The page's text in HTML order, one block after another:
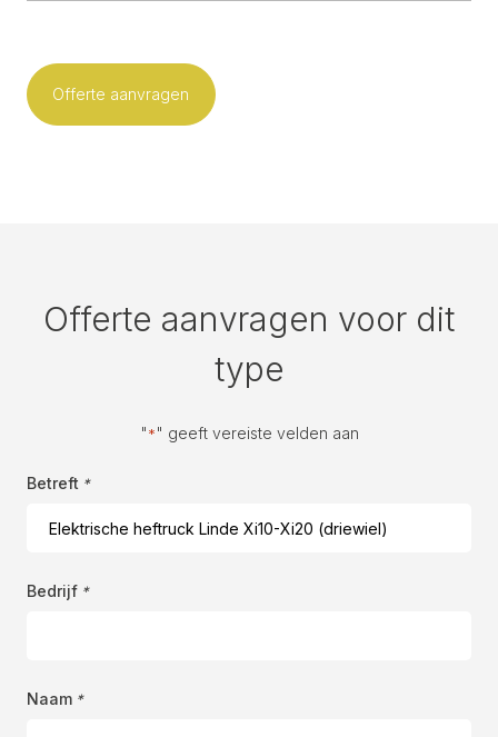
Offerte aanvragen
Offerte aanvragen voor dit
type
"*" geeft vereiste velden aan
Betreft *
Bedrijf *
Naam *